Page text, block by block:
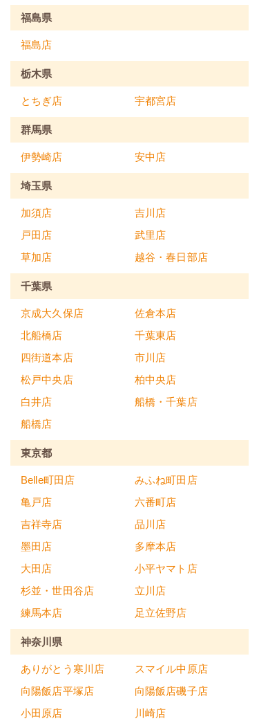
福島県
福島店
栃木県
とちぎ店 宇都宮店
群馬県
伊勢崎店 安中店
埼玉県
加須店
吉川店
戸田店
武里店
草加店
越谷・春日部店
千葉県
京成大久保店
佐倉本店
北船橋店
千葉東店
四街道本店
市川店
松戸中央店
柏中央店
白井店
船橋・千葉店
船橋店
東京都
Belle町田店
みふね町田店
亀戸店
六番町店
吉祥寺店
品川店
墨田店
多摩本店
大田店
小平ヤマト店
杉並・世田谷店
立川店
練馬本店
足立佐野店
神奈川県
ありがとう寒川店
スマイル中原店
向陽飯店平塚店
向陽飯店磯子店
小田原店
川崎店